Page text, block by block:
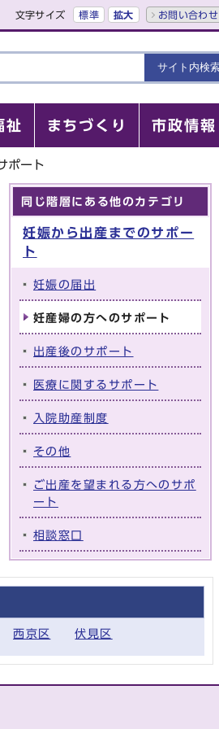
文字サイズ 標準 拡大 お問い合わせ
祉 まちづくり 市政情報
ポート
同じ階層にある他のカテゴリ
妊娠から出産までのサポー
ト
妊娠の届出
妊産婦の方へのサポート
出産後のサポート
医療に関するサポート
入院助産制度
その他
ご出産を望まれる方へのサポ
ート
相談窓口
西京区 伏見区